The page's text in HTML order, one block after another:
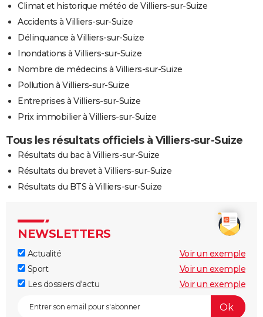
Climat et historique météo de Villiers-sur-Suize
Accidents à Villiers-sur-Suize
Délinquance à Villiers-sur-Suize
Inondations à Villiers-sur-Suize
Nombre de médecins à Villiers-sur-Suize
Pollution à Villiers-sur-Suize
Entreprises à Villiers-sur-Suize
Prix immobilier à Villiers-sur-Suize
Tous les résultats officiels à Villiers-sur-Suize
Résultats du bac à Villiers-sur-Suize
Résultats du brevet à Villiers-sur-Suize
Résultats du BTS à Villiers-sur-Suize
NEWSLETTERS
Actualité
Voir un exemple
Sport
Voir un exemple
Les dossiers d'actu
Voir un exemple